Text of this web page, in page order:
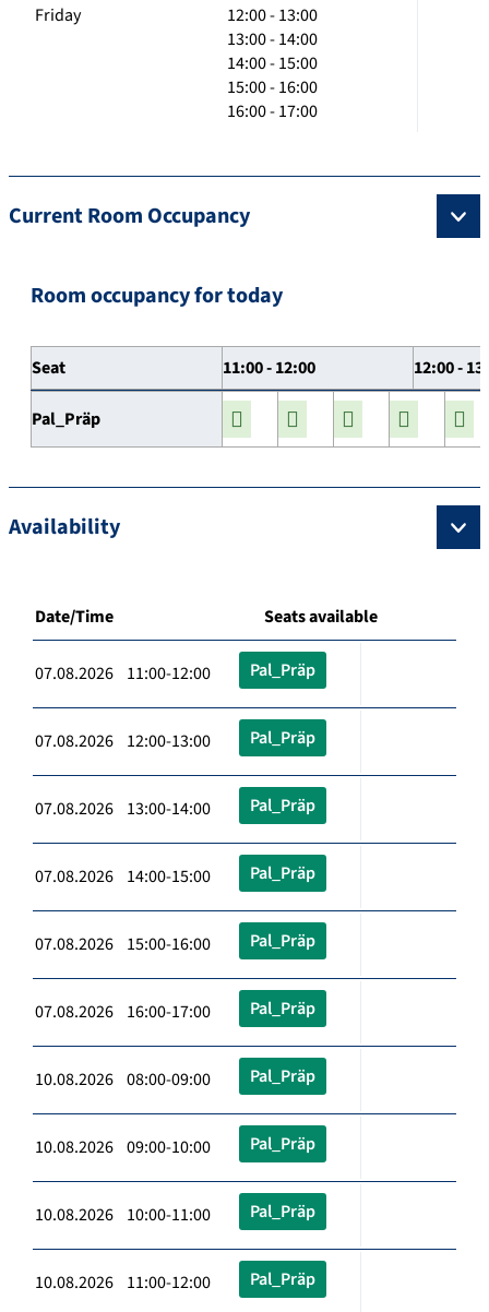
Friday
12:00 - 13:00
13:00 - 14:00
14:00 - 15:00
15:00 - 16:00
16:00 - 17:00
Current Room Occupancy
Room occupancy for today
Seat 11:00 - 12:00 12:00 -
Pal_Präp
Availability
Date/Time Seats available
07.08.2026 11:00-12:00 Pal_Präp
07.08.2026 12:00-13:00 Pal_Präp
07.08.2026 13:00-14:00 Pal_Präp
07.08.2026 14:00-15:00 Pal_Präp
07.08.2026 15:00-16:00 Pal_Präp
07.08.2026 16:00-17:00 Pal_Präp
10.08.2026 08:00-09:00 Pal_Präp
10.08.2026 09:00-10:00 Pal_Präp
10.08.2026 10:00-11:00 Pal_Präp
10.08.2026 11:00-12:00 Pal_Präp